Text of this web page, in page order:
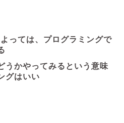
っては、プログラミングで
うかやってみるという意味
グはいい